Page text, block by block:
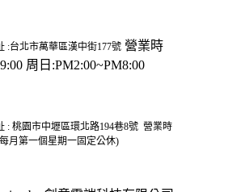
:台北市萬華區漢中街177號 營業時
周日:PM2:00~PM8:00
: 桃園市中壢區環北路194巷8號 營業時
月第一個星期一固定公休)